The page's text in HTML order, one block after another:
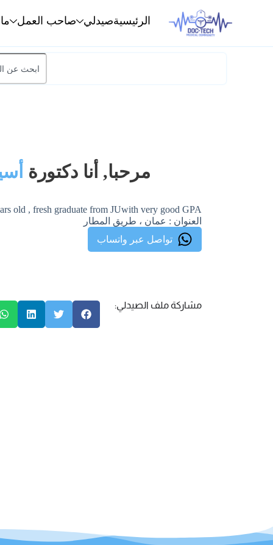
الرئيسيةصيدلي صاحب العمل
مرحبا, أنا دكتورة
old , fresh graduate from JUwith very good GPA
العنوان : عمان ، طريق المطار
تواصل عبر واتساب
مشاركة ملف الصيدلي: